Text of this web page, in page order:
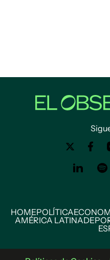
HOMEPOLÍTICA
AMÉRICA LATINA